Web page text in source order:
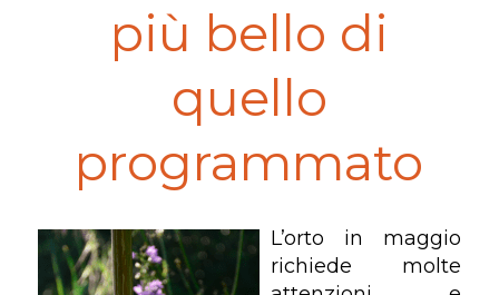
più bello di
quello
programmato
L’orto in maggio
richiede molte